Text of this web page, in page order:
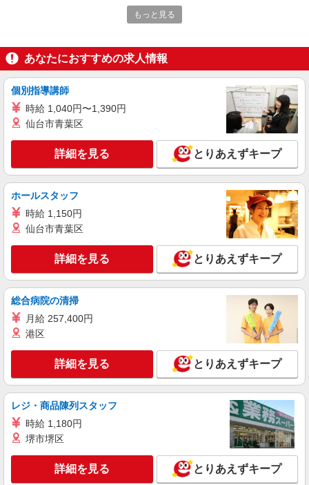
王子製鉄 群馬工場店 （群馬県太田市新田反
町町120番地 内社員食堂1階）
キープ 詳細を見る
アルバイト パート
コンパスグループ・ジャパン株式会社 21692_p
調理師【アルバイト・パート】
(試用期間2ヶ月) 残業が発生した場合、残業代を1
分単位で別途支給します。
ＳＵＢＡＲＵ太田 第3食堂 （群馬県太田市ス
バル町1-1）
キープ 詳細を見る
アルバイト パート
コンパスグループ・ジャパン株式会社 21692_p
調理補助【アルバイト・パート】
時給1,170円以上 試用期間中 時給1,170円以上
(試用期間2ヶ月) 残業が発生した場合、残業代を1
ＳＵＢＡＲＵ太田 第3食堂 （群馬県太田市ス
バル町1-1）
キープ 詳細を見る
調理師【アルバイト・パート】
分単位で別途支給します。
介護老人保健施設ふじあく光荘 （群馬県太田
市藤阿久町345）
もっと見る
あなたにおすすめの求人情報
個別指導講師
時給 1,040円〜1,390円
仙台市青葉区
詳細を見る とりあえずキープ
ホールスタッフ
時給 1,150円
仙台市青葉区
詳細を見る とりあえずキープ
総合病院の清掃
月給 257,400円
港区
詳細を見る とりあえずキープ
レジ・商品陳列スタッフ
時給 1,180円
堺市堺区
詳細を見る とりあえずキープ